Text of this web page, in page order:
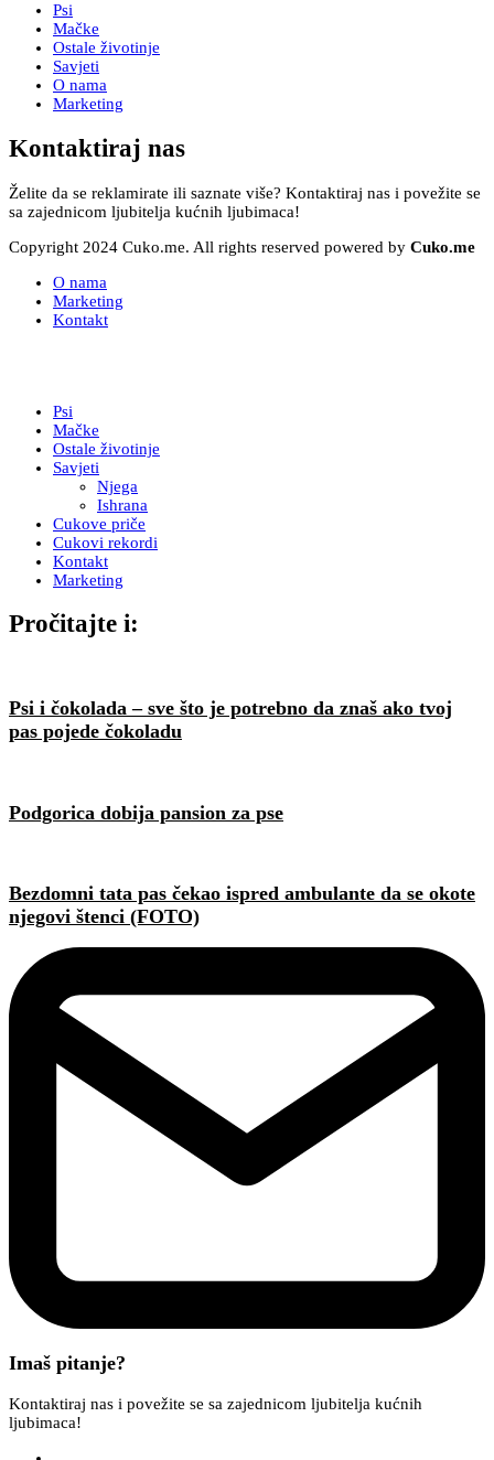
Psi
Mačke
Ostale životinje
Savjeti
O nama
Marketing
Kontaktiraj nas
Želite da se reklamirate ili saznate više? Kontaktiraj nas i povežite se
sa zajednicom ljubitelja kućnih ljubimaca!
Copyright 2024 Cuko.me. All rights reserved powered by Cuko.me
O nama
Marketing
Kontakt
Psi
Mačke
Ostale životinje
Savjeti
Njega
Ishrana
Cukove priče
Cukovi rekordi
Kontakt
Marketing
Pročitajte i:
Psi i čokolada – sve što je potrebno da znaš ako tvoj
pas pojede čokoladu
Podgorica dobija pansion za pse
Bezdomni tata pas čekao ispred ambulante da se okote
njegovi štenci (FOTO)
Imaš pitanje?
Kontaktiraj nas i povežite se sa zajednicom ljubitelja kućnih
ljubimaca!